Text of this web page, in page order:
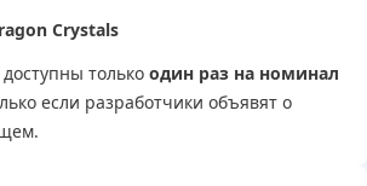
Crystals
только один раз на номинал
если разработчики объявят о